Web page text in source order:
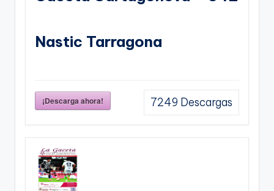
Nastic Tarragona
¡Descarga ahora! 7249 Descargas